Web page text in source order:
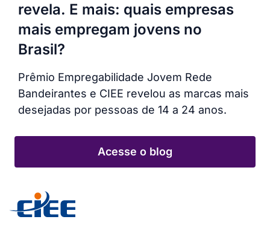
revela. E mais: quais empresas
mais empregam jovens no
Brasil?
Prêmio Empregabilidade Jovem Rede
Bandeirantes e CIEE revelou as marcas mais
desejadas por pessoas de 14 a 24 anos.
Acesse o blog